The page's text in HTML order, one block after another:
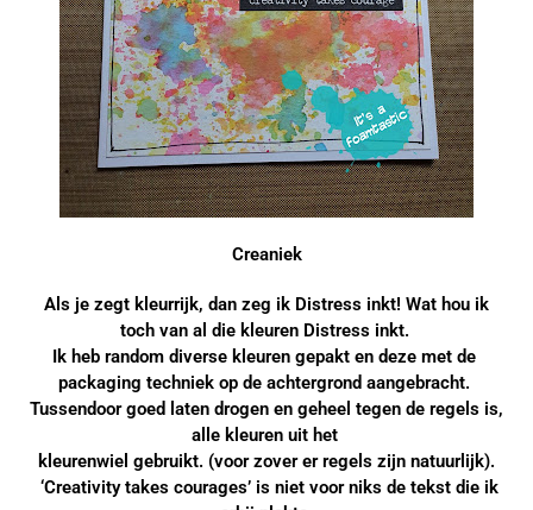
Creaniek
Als je zegt kleurrijk, dan zeg ik Distress inkt! Wat hou ik
toch van al die kleuren Distress inkt.
Ik heb random diverse kleuren gepakt en deze met de
packaging techniek op de achtergrond aangebracht.
Tussendoor goed laten drogen en geheel tegen de regels is,
alle kleuren uit het
kleurenwiel gebruikt. (voor zover er regels zijn natuurlijk).
‘Creativity takes courages’ is niet voor niks de tekst die ik